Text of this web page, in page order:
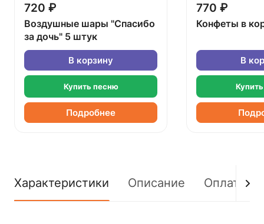
720 ₽
Воздушные шары "Спасибо
за дочь" 5 штук
В корзину
Купить песню
Подробнее
770 ₽
Конфеты в
В
Характеристики Описание Оплата